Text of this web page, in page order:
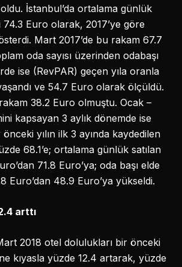
İstanbul’da ortalama günlük
74.3 Euro olarak, 2017’ye göre
Mart 2017’de bu rakam 67.7
oda sayısı üzerinden odabaşı
ise (RevPAR) geçen yıla oranla
ve 54.7 Euro olarak ölçüldü.
38.2 Euro olmuştu. Ocak –
kapsayan 3 aylık dönemde ise
yılın ilk 3 ayında kaydedilen
68.1’e; ortalama günlük satılan
71.8 Euro’ya; oda başı elde
Euro’dan 48.9 Euro’ya yükseldi.
arttı
2018 otel dolulukları bir önceki
kıyasla yüzde 12.4 artarak, yüzde